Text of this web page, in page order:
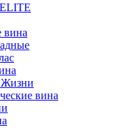
вина
Жизни
вина